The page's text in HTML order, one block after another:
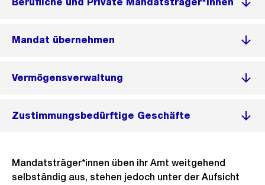
Mandat übernehmen
Vermögensverwaltung
Zustimmungsbedürftige Geschäfte
Mandatsträger*innen üben ihr Amt weitgehend
selbständig aus, stehen jedoch unter der Aufsicht